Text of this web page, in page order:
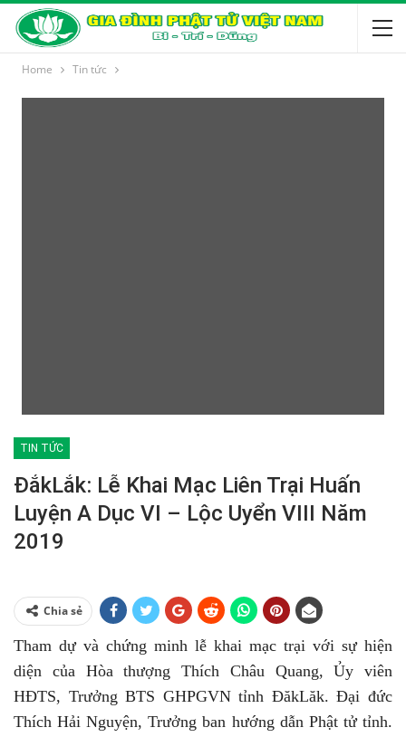
Home Tin tức
TIN TỨC
ĐắkLắk: Lễ Khai Mạc Liên Trại Huấn
Luyện A Dục VI – Lộc Uyển VIII Năm
2019
Chia sẻ
Tham dự và chứng minh lễ khai mạc trại với sự hiện
diện của Hòa thượng Thích Châu Quang, Ủy viên
HĐTS, Trưởng BTS GHPGVN tỉnh ĐăkLăk. Đại đức
Thích Hải Nguyện, Trưởng ban hướng dẫn Phật tử tỉnh.